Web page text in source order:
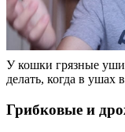
У кошки грязные
делать, когда в ушах
Грибковые и